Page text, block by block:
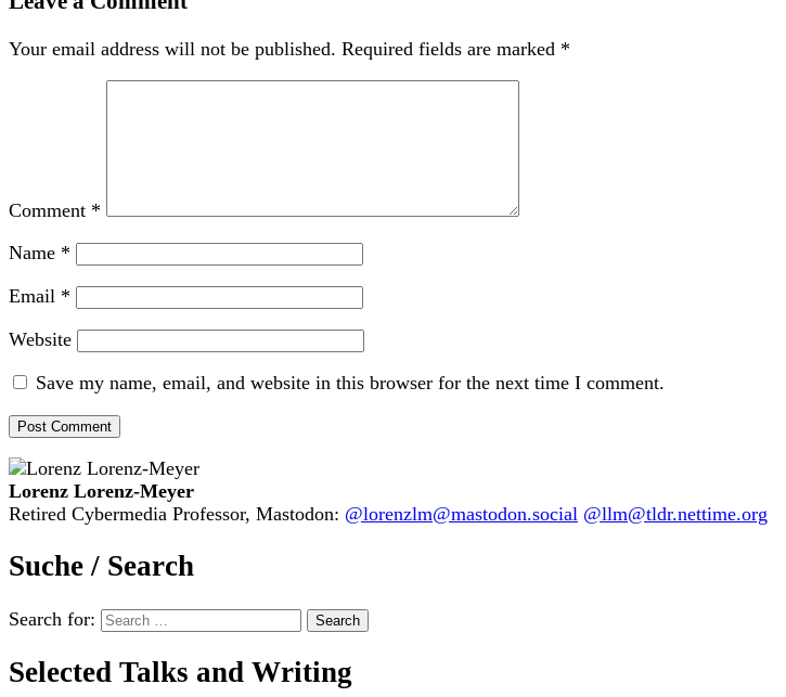
Your email address will not be published. Required fields are marked *
Comment *
Name *
Email *
Website
Save my name, email, and website in this browser for the next time I comment.
Lorenz Lorenz-Meyer
Retired Cybermedia Professor, Mastodon: @lorenzlm@mastodon.social @llm@tldr.nettime.org
Suche / Search
Search for:
Selected Talks and Writing